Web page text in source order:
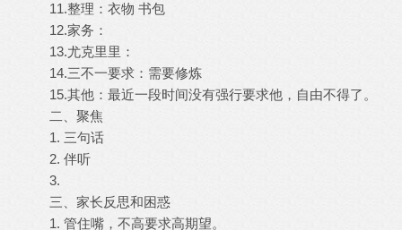
11.整理：衣物 书包
12.家务：
13.尤克里里：
14.三不一要求：需要修炼
15.其他：最近一段时间没有强行要求他，自由不得了。
二、聚焦
1. 三句话
2. 伴听
3.
三、家长反思和困惑
1. 管住嘴，不高要求高期望。